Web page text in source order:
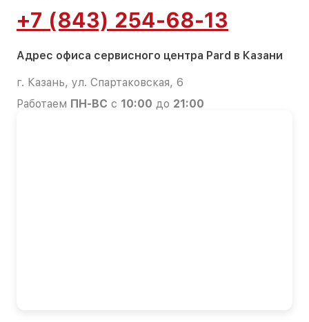
+7 (843) 254-68-13
Адрес офиса сервисного центра Pard в Казани
г. Казань, ул. Спартаковская, 6
Работаем ПН-ВС с 10:00 до 21:00